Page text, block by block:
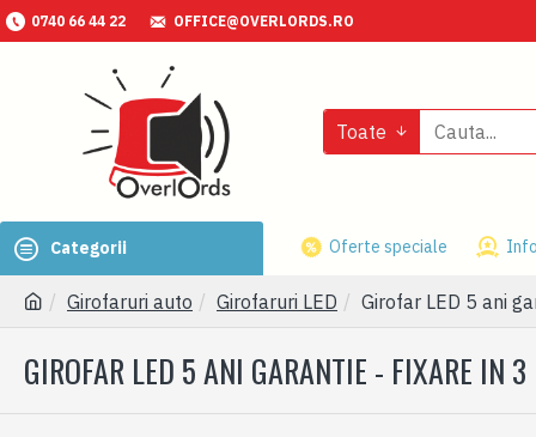
0740 66 44 22 OFFICE@OVERLORDS.RO
Toate
Categorii Oferte speciale
Girofaruri auto Girofaruri LED Girofar LED 5 ani
GIROFAR LED 5 ANI GARANTIE - FIXARE IN